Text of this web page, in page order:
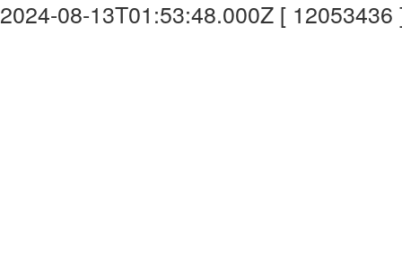
2024-08-13T01:53:48.000Z [ 12053436